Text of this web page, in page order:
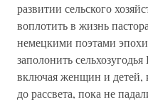
развитии сельского
воплотить в жизнь
немецкими поэтами
заполонить
включая женщин и детей,
до рассвета, пока не